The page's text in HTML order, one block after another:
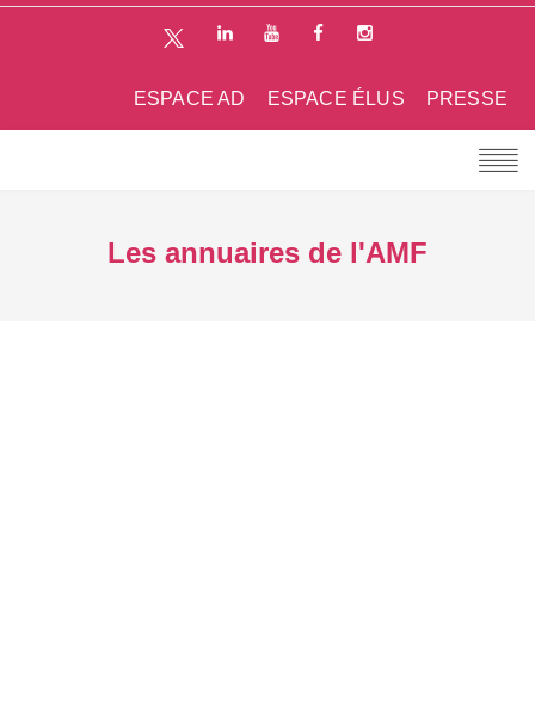
PRESSE
ESPACE ÉLUS
ESPACE AD
Les annuaires de l'AMF